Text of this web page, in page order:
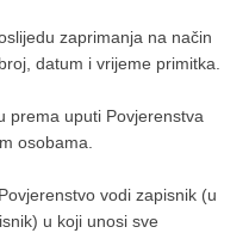
zaprimanja na način
datum i vrijeme primitka.
prema uputi Povjerenstva
osobama.
vodi zapisnik (u
u koji unosi sve